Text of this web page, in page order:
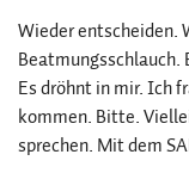
Wieder entscheiden.
Beatmungsschlauch.
Es dröhnt in mir. Ich
kommen. Bitte.
sprechen. Mit dem